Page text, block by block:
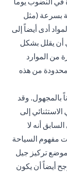
بسرعة (مثل
أدى أيضاً إلى
أن يقلل بشكل
من الموارد
محدودة من هذه
بالمجهول. وقد
إلى
أنه لا
مفهوم السياحة
موضع تركيز جيل
أيضاً أن يكون